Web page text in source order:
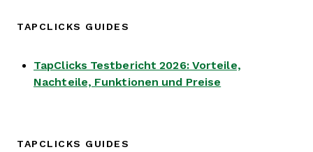
TAPCLICKS GUIDES
TapClicks Testbericht 2026: Vorteile,
Nachteile, Funktionen und Preise
TAPCLICKS GUIDES